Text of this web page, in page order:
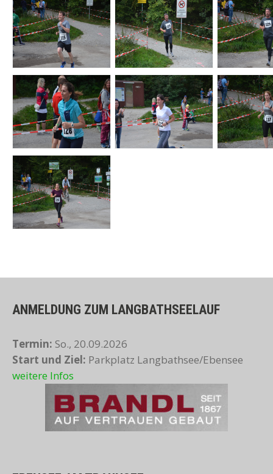
zur Übersicht
ANMELDUNG ZUM LANGBATHSEELAUF
Termin: So., 20.09.2026
Start und Ziel: Parkplatz Langbathsee/Ebensee
weitere Infos